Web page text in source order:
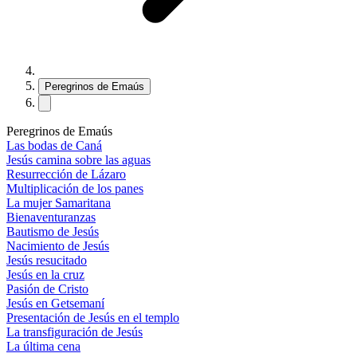
Peregrinos de Emaús
Peregrinos de Emaús
Las bodas de Caná
Jesús camina sobre las aguas
Resurrección de Lázaro
Multiplicación de los panes
La mujer Samaritana
Bienaventuranzas
Bautismo de Jesús
Nacimiento de Jesús
Jesús resucitado
Jesús en la cruz
Pasión de Cristo
Jesús en Getsemaní
Presentación de Jesús en el templo
La transfiguración de Jesús
La última cena